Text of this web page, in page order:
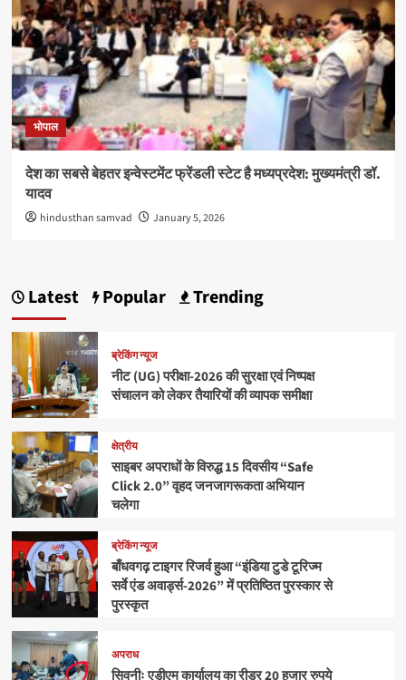
भोपाल
देश का सबसे बेहतर इन्वेस्टमेंट फ्रेंडली स्टेट है मध्यप्रदेश: मुख्यमंत्री डॉ.
यादव
hindusthan samvad January 5, 2026
Latest Popular Trending
ब्रेकिंग न्यूज
नीट (UG) परीक्षा-2026 की सुरक्षा एवं निष्पक्ष
संचालन को लेकर तैयारियों की व्यापक समीक्षा
क्षेत्रीय
साइबर अपराधों के विरुद्ध 15 दिवसीय “Safe
Click 2.0” वृहद जनजागरूकता अभियान
चलेगा
ब्रेकिंग न्यूज
बाँधवगढ़ टाइगर रिजर्व हुआ “इंडिया टुडे टूरिज्म
सर्वे एंड अवार्ड्स-2026” में प्रतिष्ठित पुरस्कार से
पुरस्कृत
अपराध
सिवनीः एडीएम कार्यालय का रीडर 20 हजार रुपये